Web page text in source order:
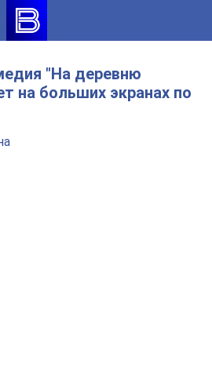
"На деревню
на больших экранах по